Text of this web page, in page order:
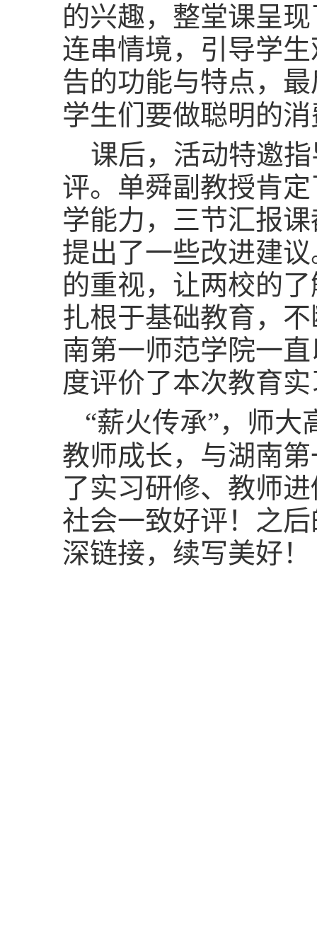
的兴趣，整堂课呈
连串情境，引导学
告的功能与特点，
学生们要做聪明的
课后，活动特邀
评。单舜副教授肯
学能力，三节汇报
提出了一些改进建
的重视，让两校的
扎根于基础教育，
南第一师范学院一
度评价了本次教育
“薪火传承”，师大
教师成长，与湖南
了实习研修、教师
社会一致好评！之
深链接，续写美好！